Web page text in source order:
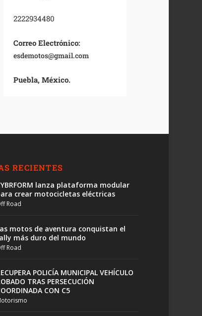
2222934480
Correo Electrónico:
esdemotos@gmail.com
Puebla, México.
RECIENTES
lanza plataforma modular
crear motocicletas eléctricas
Road
motos de aventura conquistan el
más duro del mundo
Road
POLICÍA MUNICIPAL VEHÍCULO
TRAS PERSECUCIÓN
CON C5